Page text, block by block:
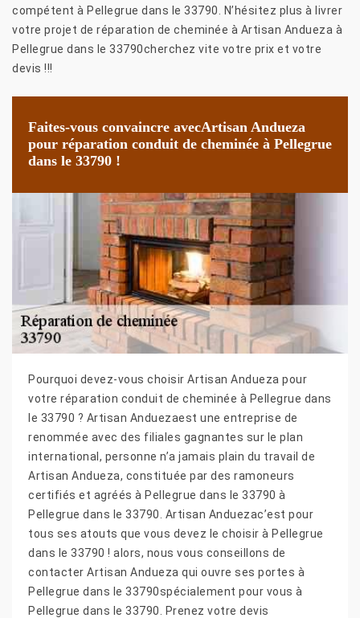
compétent à Pellegrue dans le 33790. N’hésitez plus à livrer
votre projet de réparation de cheminée à Artisan Andueza à
Pellegrue dans le 33790cherchez vite votre prix et votre
devis !!!
Faites-vous convaincre avecArtisan Andueza
pour réparation conduit de cheminée à Pellegrue
dans le 33790 !
Pourquoi devez-vous choisir Artisan Andueza pour
votre réparation conduit de cheminée à Pellegrue dans
le 33790 ? Artisan Anduezaest une entreprise de
renommée avec des filiales gagnantes sur le plan
international, personne n’a jamais plain du travail de
Artisan Andueza, constituée par des ramoneurs
certifiés et agréés à Pellegrue dans le 33790 à
Pellegrue dans le 33790. Artisan Anduezac’est pour
tous ses atouts que vous devez le choisir à Pellegrue
dans le 33790 ! alors, nous vous conseillons de
contacter Artisan Andueza qui ouvre ses portes à
Pellegrue dans le 33790spécialement pour vous à
Pellegrue dans le 33790. Prenez votre devis